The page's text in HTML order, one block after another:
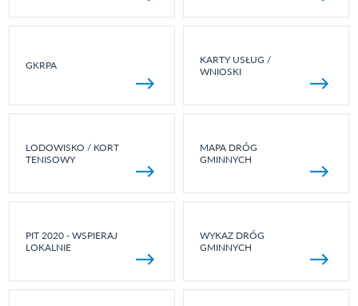
GKRPA
KARTY USŁUG /
WNIOSKI
LODOWISKO / KORT
TENISOWY
MAPA DRÓG
GMINNYCH
PIT 2020 - WSPIERAJ
LOKALNIE
WYKAZ DRÓG
GMINNYCH